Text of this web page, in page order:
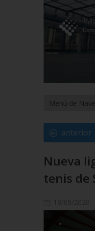
anterior
Nueva
tenis de